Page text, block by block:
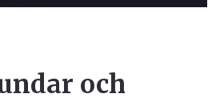
och